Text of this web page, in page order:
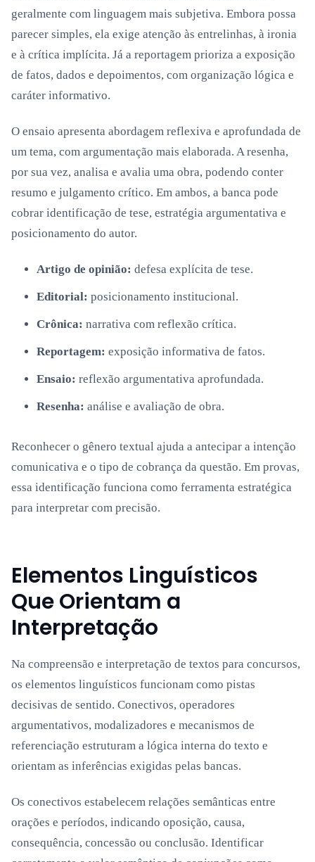
geralmente com linguagem mais subjetiva. Embora possa
parecer simples, ela exige atenção às entrelinhas, à ironia
e à crítica implícita. Já a reportagem prioriza a exposição
de fatos, dados e depoimentos, com organização lógica e
caráter informativo.
O ensaio apresenta abordagem reflexiva e aprofundada de
um tema, com argumentação mais elaborada. A resenha,
por sua vez, analisa e avalia uma obra, podendo conter
resumo e julgamento crítico. Em ambos, a banca pode
cobrar identificação de tese, estratégia argumentativa e
posicionamento do autor.
Artigo de opinião: defesa explícita de tese.
Editorial: posicionamento institucional.
Crônica: narrativa com reflexão crítica.
Reportagem: exposição informativa de fatos.
Ensaio: reflexão argumentativa aprofundada.
Resenha: análise e avaliação de obra.
Reconhecer o gênero textual ajuda a antecipar a intenção
comunicativa e o tipo de cobrança da questão. Em provas,
essa identificação funciona como ferramenta estratégica
para interpretar com precisão.
Elementos Linguísticos
Que Orientam a
Interpretação
Na compreensão e interpretação de textos para concursos,
os elementos linguísticos funcionam como pistas
decisivas de sentido. Conectivos, operadores
argumentativos, modalizadores e mecanismos de
referenciação estruturam a lógica interna do texto e
orientam as inferências exigidas pelas bancas.
Os conectivos estabelecem relações semânticas entre
orações e períodos, indicando oposição, causa,
consequência, concessão ou conclusão. Identificar